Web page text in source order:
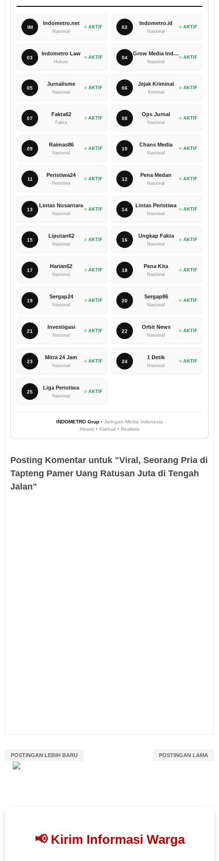
IM
Indometro.net
Nasional
AKTIF 02
Indometro.id
Nasional
AKTIF
03
Indometro Law
Hukum
AKTIF 04
Grow Media Indonesia
Nasional
AKTIF
05
Jurnalisme
Nasional
AKTIF 06
Jejak Kriminal
Kriminal
AKTIF
07
Fakta62
Fakta
AKTIF 08
Ops Jurnal
Nasional
AKTIF
09
Raimas86
Nasional
AKTIF 10
Chans Media
Nasional
AKTIF
11
Peristiwa24
Peristiwa
AKTIF 12
Pena Medan
Nasional
AKTIF
13
Lintas Nusantara
Nasional
AKTIF 14
Lintas Peristiwa
Nasional
AKTIF
15
Liputan62
Nasional
AKTIF 16
Ungkap Fakta
Nasional
AKTIF
17
Harian62
Nasional
AKTIF 18
Pena Kita
Nasional
AKTIF
19
Sergap24
Nasional
AKTIF 20
Sergap86
Nasional
AKTIF
21
Investigasi
Nasional
AKTIF 22
Orbit News
Nasional
AKTIF
23
Mitra 24 Jam
Nasional
AKTIF 24
1 Detik
Nasional
AKTIF
25
Liga Peristiwa
Nasional
AKTIF
INDOMETRO Grup • Jaringan Media Indonesia
Akurat • Faktual • Realistis
Posting Komentar untuk "Viral, Seorang Pria di
Tapteng Pamer Uang Ratusan Juta di Tengah
Jalan"
POSTINGAN LEBIH BARU POSTINGAN LAMA
📢 Kirim Informasi Warga